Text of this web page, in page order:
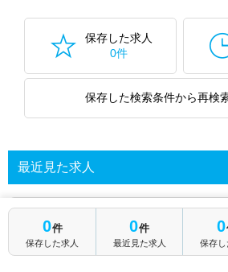
た求人特集をぜひご活用ください。
転職支援の他、情報収集や募集状況の確認も
保存した求人
0件
保存した検索条件から再検
最近見た求人
あなたが最近見た求人を表
0件
保存した求人
0件
最近見た求人
0
保存